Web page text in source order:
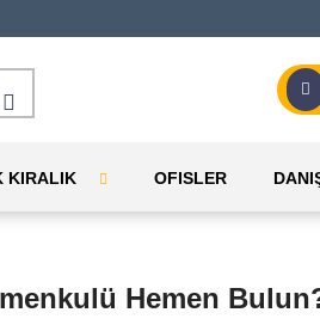
KIRALIK OFISLER
Hemen